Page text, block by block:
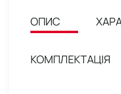
ОПИС
КОМПЛЕКТАЦІЯ